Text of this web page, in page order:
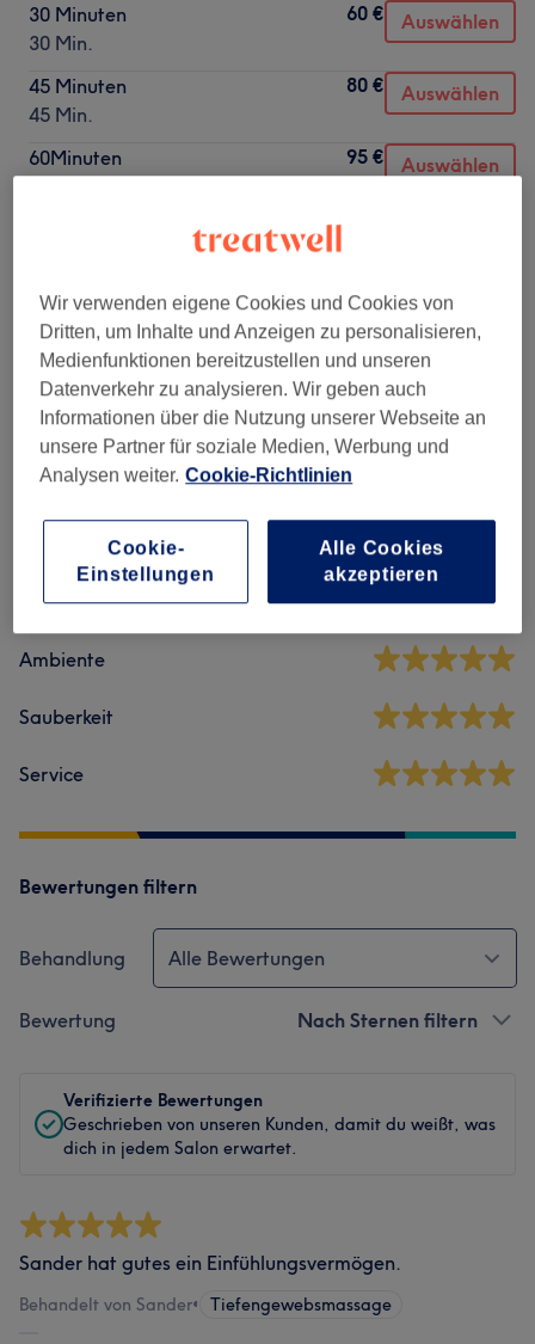
30 Minuten
30 Min.
60 € Auswählen
45 Minuten
45 Min.
80 € Auswählen
60Minuten
95 € Auswählen
Alle Services
Massagen ( ) ab 60 €
Salonbewertungen
5,0 4 Bewertungen
Ambiente
Sauberkeit
Service
Bewertungen filtern
Behandlung Alle Bewertungen
Bewertung Nach Sternen filtern
Verifizierte Bewertungen
Geschrieben von unseren Kunden, damit du weißt, was
dich in jedem Salon erwartet.
Sander hat gutes ein Einfühlungsvermögen.
Behandelt von Sander• Tiefengewebsmassage
Wir verwenden eigene Cookies und Cookies von
Dritten, um Inhalte und Anzeigen zu personalisieren,
Medienfunktionen bereitzustellen und unseren
Datenverkehr zu analysieren. Wir geben auch
Informationen über die Nutzung unserer Webseite an
unsere Partner für soziale Medien, Werbung und
Analysen weiter. Cookie-Richtlinien
Cookie-
Einstellungen
Alle Cookies
akzeptieren